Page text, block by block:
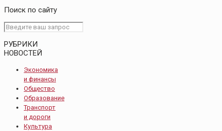
Поиск по сайту
РУБРИКИ
НОВОСТЕЙ
Экономика
и финансы
Общество
Образование
Транспорт
и дороги
Культура